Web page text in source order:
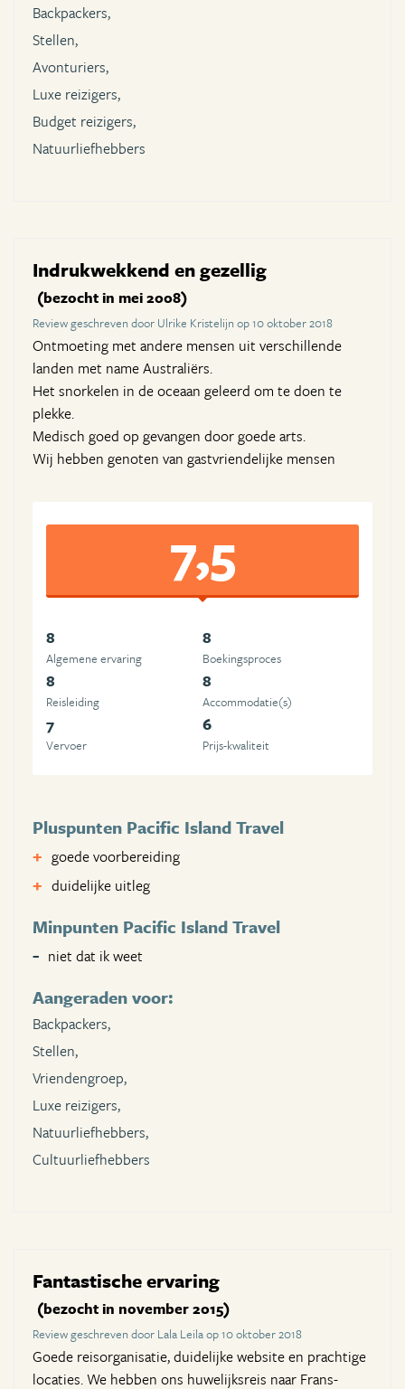
Backpackers,
Stellen,
Avonturiers,
Luxe reizigers,
Budget reizigers,
Natuurliefhebbers
Indrukwekkend en gezellig
(bezocht in mei 2008)
Review geschreven door Ulrike Kristelijn op 10 oktober 2018
Ontmoeting met andere mensen uit verschillende
landen met name Australiërs.
Het snorkelen in de oceaan geleerd om te doen te
plekke.
Medisch goed op gevangen door goede arts.
Wij hebben genoten van gastvriendelijke mensen
7,5
8
Algemene ervaring
8
Boekingsproces
8
Reisleiding
8
Accommodatie(s)
7
Vervoer
6
Prijs-kwaliteit
Pluspunten Pacific Island Travel
goede voorbereiding
duidelijke uitleg
Minpunten Pacific Island Travel
niet dat ik weet
Aangeraden voor:
Backpackers,
Stellen,
Vriendengroep,
Luxe reizigers,
Natuurliefhebbers,
Cultuurliefhebbers
Fantastische ervaring
(bezocht in november 2015)
Review geschreven door Lala Leila op 10 oktober 2018
Goede reisorganisatie, duidelijke website en prachtige
locaties. We hebben ons huwelijksreis naar Frans-